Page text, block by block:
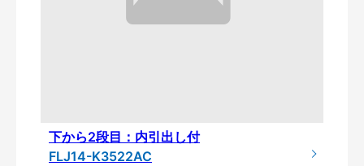
下から2段目：内引出し付
FLJ14-K3522AC